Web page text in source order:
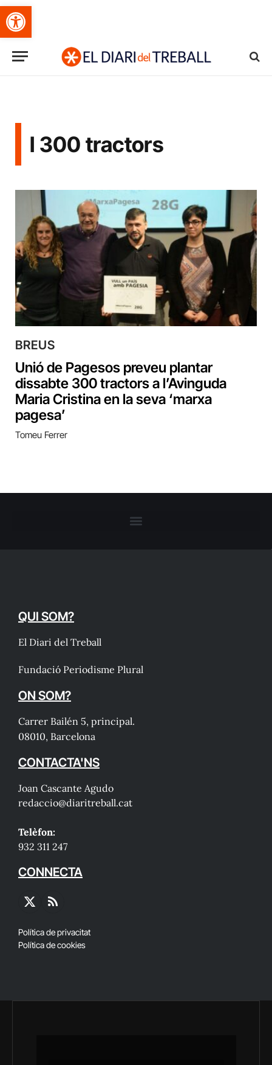
Obre la barra d'eines
l 300 tractors
BREUS
Unió de Pagesos preveu plantar
dissabte 300 tractors a l’Avinguda
Maria Cristina en la seva ‘marxa
pagesa’
Tomeu Ferrer
QUI SOM?
El Diari del Treball
Fundació Periodisme Plural
ON SOM?
Carrer Bailén 5, principal.
08010, Barcelona
CONTACTA'NS
Joan Cascante Agudo
redaccio@diaritreball.cat
Telèfon:
932 311 247
CONNECTA
X
RSS
Política de privacitat
Política de cookies